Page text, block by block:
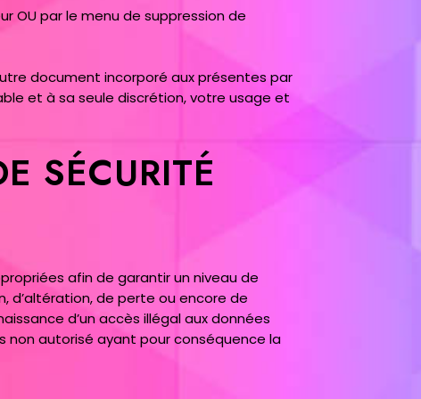
OU par le menu de suppression de
document incorporé aux présentes par
et à sa seule discrétion, votre usage et
SÉCURITÉ
afin de garantir un niveau de
d’altération, de perte ou encore de
d’un accès illégal aux données
non autorisé ayant pour conséquence la